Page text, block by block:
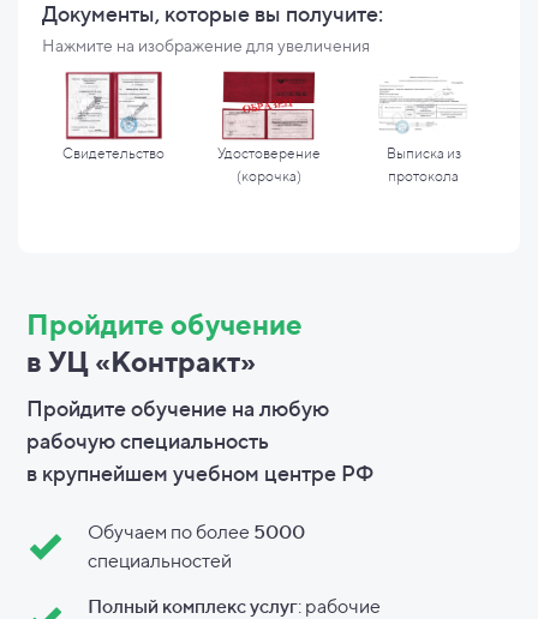
Документы, которые вы получите:
Нажмите на изображение для увеличения
Свидетельство
Удостоверение
(корочка)
Выписка из
протокола
Пройдите обучение
в УЦ «Контракт»
Пройдите обучение на любую
рабочую специальность
в крупнейшем учебном центре РФ
Обучаем по более 5000
специальностей
Полный комплекс услуг: рабочие